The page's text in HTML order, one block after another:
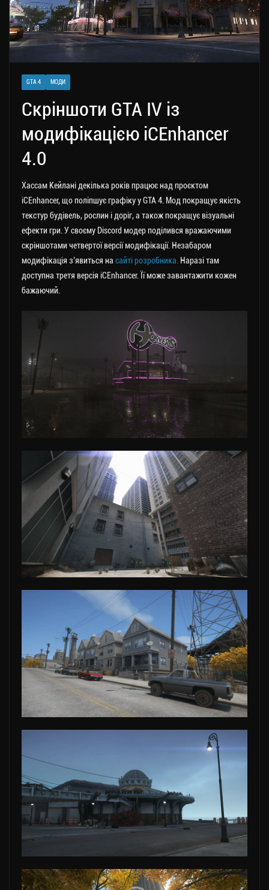
GTA 4 МОДИ
Скріншоти GTA IV із
модифікацією iCEnhancer
4.0
Хассам Кейлані декілька років працює над проєктом
iCEnhancer, що поліпшує графіку у GTA 4. Мод покращує якість
текстур будівель, рослин і доріг, а також покращує візуальні
ефекти гри. У своєму Discord модер поділився вражаючими
скріншотами четвертої версії модифікації. Незабаром
модифікація з’явиться на сайті розробника. Наразі там
доступна третя версія iCEnhancer. Її може завантажити кожен
бажаючий.